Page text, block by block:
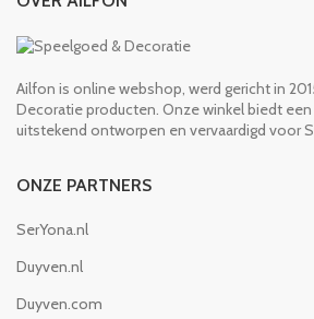
Ailfon is online webshop, werd gericht in
Decoratie producten. Onze winkel biedt
uitstekend ontworpen en vervaardigd voor
ONZE PARTNERS
SerYona.nl
Duyven.nl
Duyven.com